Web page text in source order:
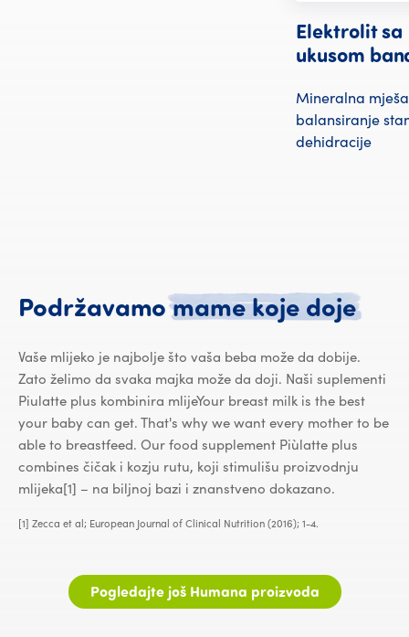
Elektrolit sa
ukusom
Mineralna
balansiranje
dehidracije
Podržavamo mame koje doje
Vaše mlijeko je najbolje što vaša beba može da dobije.
Zato želimo da svaka majka može da doji. Naši suplementi
Piulatte plus kombinira mlijeYour breast milk is the best
your baby can get. That's why we want every mother to be
able to breastfeed. Our food supplement Piùlatte plus
combines čičak i kozju rutu, koji stimulišu proizvodnju
mlijeka[1] – na biljnoj bazi i znanstveno dokazano.
[1] Zecca et al; European Journal of Clinical Nutrition (2016); 1-4.
Pogledajte još Humana proizvoda